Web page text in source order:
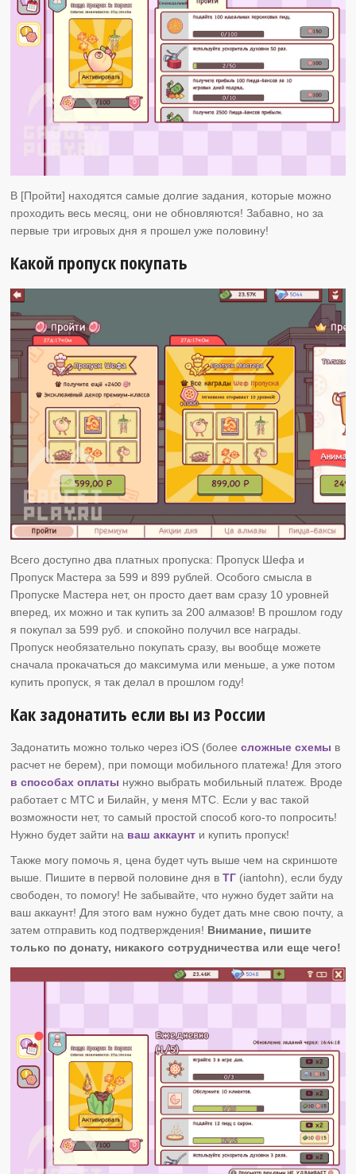
В [Пройти] находятся самые долгие задания, которые можно
проходить весь месяц, они не обновляются! Забавно, но за
первые три игровых дня я прошел уже половину!
Какой пропуск покупать
Всего доступно два платных пропуска: Пропуск Шефа и
Пропуск Мастера за 599 и 899 рублей. Особого смысла в
Пропуске Мастера нет, он просто дает вам сразу 10 уровней
вперед, их можно и так купить за 200 алмазов! В прошлом году
я покупал за 599 руб. и спокойно получил все награды.
Пропуск необязательно покупать сразу, вы вообще можете
сначала прокачаться до максимума или меньше, а уже потом
купить пропуск, я так делал в прошлом году!
Как задонатить если вы из России
Задонатить можно только через iOS (болеесложные схемы в
расчет не берем), при помощи мобильного платежа! Для этого
в способах оплаты нужно выбрать мобильный платеж. Вроде
работает с МТС и Билайн, у меня МТС. Если у вас такой
возможности нет, то самый простой способ кого-то попросить!
Нужно будет зайти на ваш аккаунт и купить пропуск!
Также могу помочь я, цена будет чуть выше чем на скриншоте
выше. Пишите в первой половине дня вТГ (iantohn), если буду
свободен, то помогу! Не забывайте, что нужно будет зайти на
ваш аккаунт! Для этого вам нужно будет дать мне свою почту, а
затем отправить код подтверждения! Внимание, пишите
только по донату, никакого сотрудничества или еще чего!